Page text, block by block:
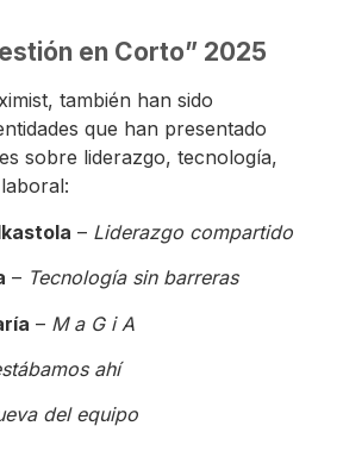
en Corto” 2025
también han sido
que han presentado
sobre liderazgo, tecnología,
– Liderazgo compartido
– Tecnología sin barreras
– M a G i A
ahí
del equipo